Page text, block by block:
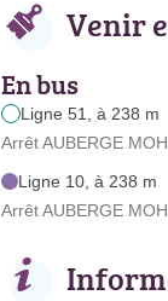
Venir
En bus
Ligne 51, à 238 m
Arrêt AUBERGE
Ligne 10, à 238 m
Arrêt AUBERGE